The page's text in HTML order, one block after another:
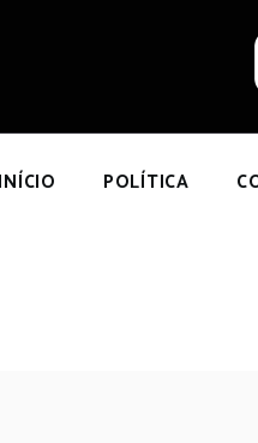
INÍCIO POLÍTICA
COTIDIANO
OPINIÃO